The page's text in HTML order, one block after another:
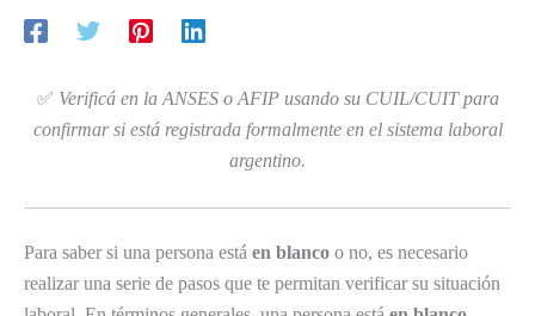
✅ Verificá en la ANSES o AFIP usando su CUIL/CUIT para
confirmar si está registrada formalmente en el sistema laboral
argentino.
Para saber si una persona está en blanco o no, es necesario
realizar una serie de pasos que te permitan verificar su situación